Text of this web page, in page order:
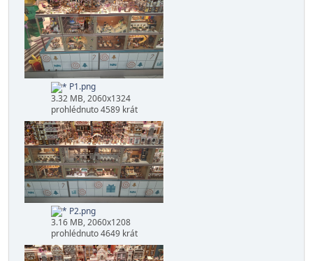
F2.png
4.04 MB, 2060x1348
prohlédnuto 5008 krát
P1.png
3.32 MB, 2060x1324
prohlédnuto 4589 krát